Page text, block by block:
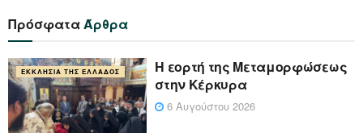
ΠρόσφαταΆρθρα
ΕΚΚΛΗΣΊΑ ΤΗΣ ΕΛΛΆΔΟΣ
Η εορτή της Μεταμορφώσεως
στην Κέρκυρα
6 Αυγούστου 2026